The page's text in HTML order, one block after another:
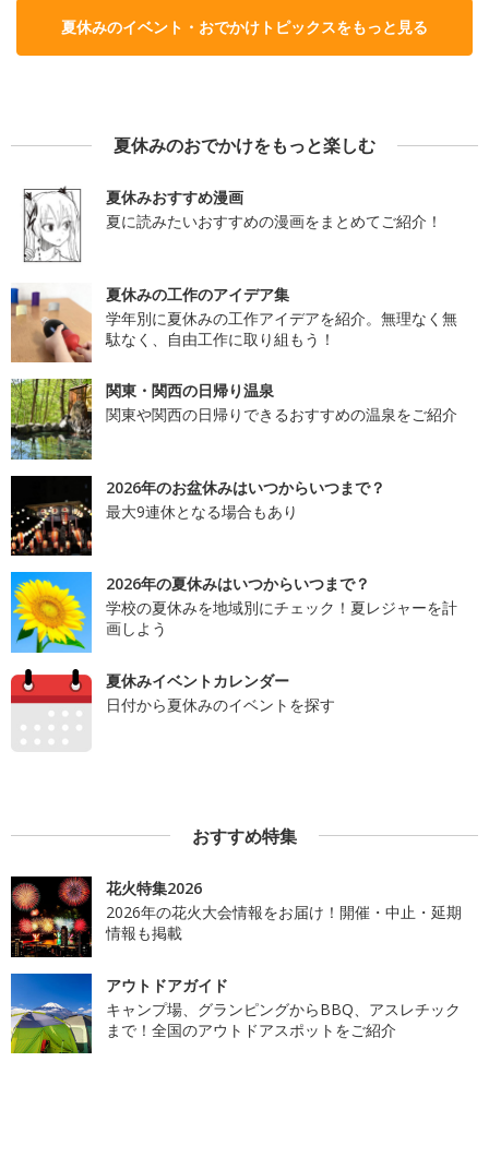
夏休みのイベント・おでかけトピックスをもっと見る
夏休みのおでかけをもっと楽しむ
夏休みおすすめ漫画
夏に読みたいおすすめの漫画をまとめてご紹介！
夏休みの工作のアイデア集
学年別に夏休みの工作アイデアを紹介。無理なく無
駄なく、自由工作に取り組もう！
関東・関西の日帰り温泉
関東や関西の日帰りできるおすすめの温泉をご紹介
2026年のお盆休みはいつからいつまで？
最大9連休となる場合もあり
2026年の夏休みはいつからいつまで？
学校の夏休みを地域別にチェック！夏レジャーを計
画しよう
夏休みイベントカレンダー
日付から夏休みのイベントを探す
おすすめ特集
花火特集2026
2026年の花火大会情報をお届け！開催・中止・延期
情報も掲載
アウトドアガイド
キャンプ場、グランピングからBBQ、アスレチック
まで！全国のアウトドアスポットをご紹介